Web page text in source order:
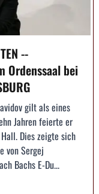
--
Ordenssaal bei
gilt als eines
Jahren feierte er
Dies zeigte sich
von Sergej
Bachs E-Du...